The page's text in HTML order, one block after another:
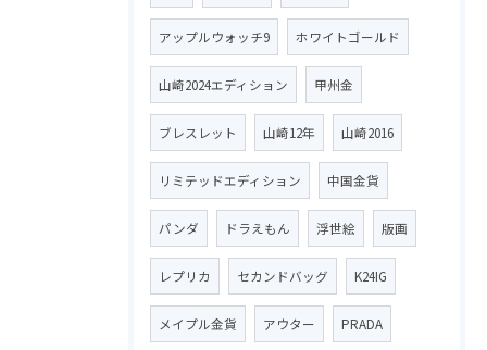
アップルウォッチ9 ホワイトゴールド
山崎2024エディション 甲州金
ブレスレット 山崎12年 山崎2016
リミテッドエディション 中国金貨
パンダ ドラえもん 浮世絵 版画
レプリカ セカンドバッグ K24IG
メイプル金貨 アウター PRADA